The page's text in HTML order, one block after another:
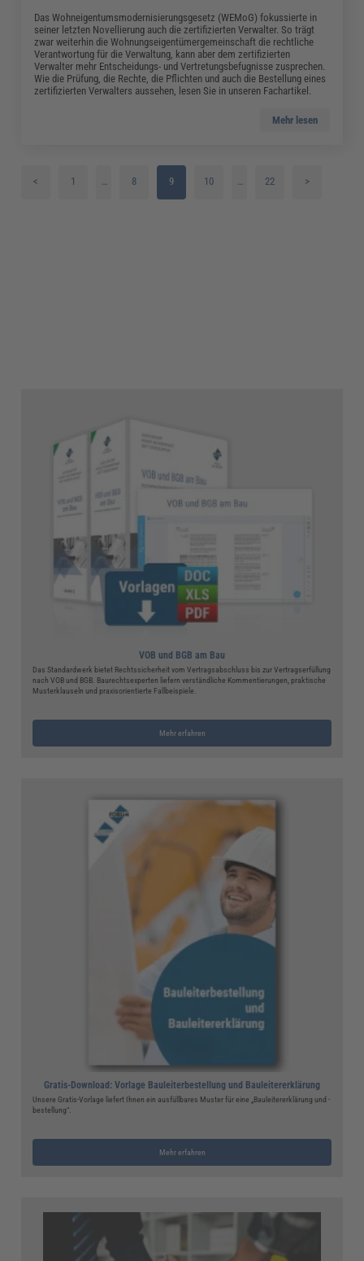
Das Wohneigentumsmodernisierungsgesetz (WEMoG) fokussierte in
seiner letzten Novellierung auch die zertifizierten Verwalter. So trägt
zwar weiterhin die Wohnungseigentümergemeinschaft die rechtliche
Verantwortung für die Verwaltung, kann aber dem zertifizierten
Verwalter mehr Entscheidungs- und Vertretungsbefugnisse zusprechen.
Wie die Prüfung, die Rechte, die Pflichten und auch die Bestellung eines
zertifizierten Verwalters aussehen, lesen Sie in unseren Fachartikel.
Mehr lesen
< 1 … 8 9 10 … 22 >
VOB und BGB am Bau
Das Standardwerk bietet Rechtssicherheit vom Vertragsabschluss bis zur Vertragserfüllung
nach VOB und BGB. Baurechtsexperten liefern verständliche Kommentierungen, praktische
Musterklauseln und praxisorientierte Fallbeispiele.
Mehr erfahren
Gratis-Download: Vorlage Bauleiterbestellung und Bauleitererklärung
Unsere Gratis-Vorlage liefert Ihnen ein ausfüllbares Muster für eine „Bauleitererklärung und -
bestellung“.
Mehr erfahren